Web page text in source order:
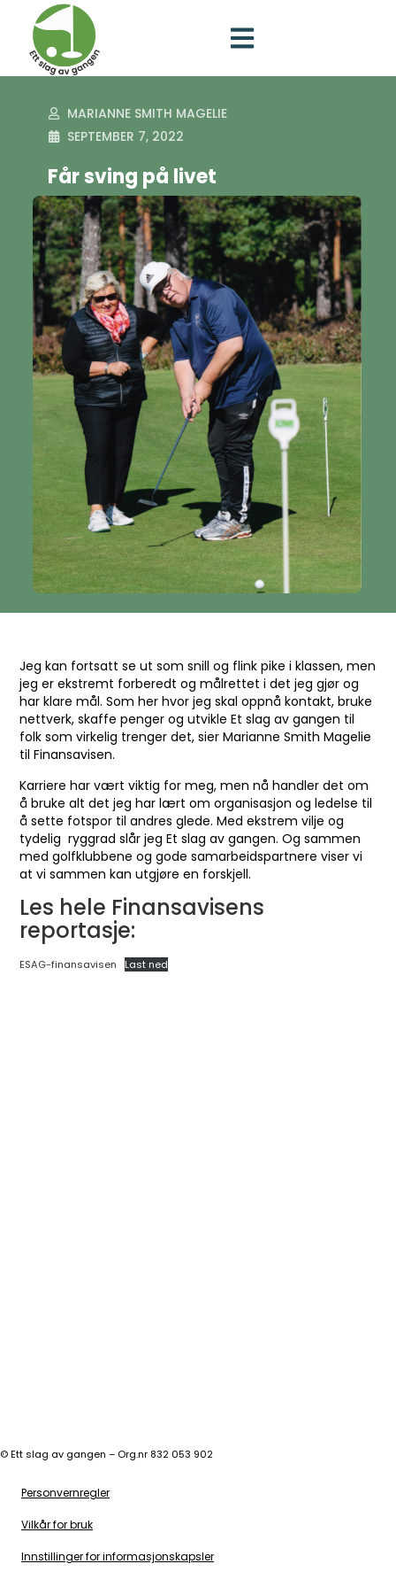
MARIANNE SMITH MAGELIE
SEPTEMBER 7, 2022
Får sving på livet
Jeg kan fortsatt se ut som snill og flink pike i klassen, men
jeg er ekstremt forberedt og målrettet i det jeg gjør og
har klare mål. Som her hvor jeg skal oppnå kontakt, bruke
nettverk, skaffe penger og utvikle Et slag av gangen til
folk som virkelig trenger det, sier Marianne Smith Magelie
til Finansavisen.
Karriere har vært viktig for meg, men nå handler det om
å bruke alt det jeg har lært om organisasjon og ledelse til
å sette fotspor til andres glede. Med ekstrem vilje og
tydelig ryggrad slår jeg Et slag av gangen. Og sammen
med golfklubbene og gode samarbeidspartnere viser vi
at vi sammen kan utgjøre en forskjell.
Les hele Finansavisens
reportasje:
ESAG-finansavisen Last ned
©Ett slag av gangen – Org.nr 832 053 902
Personvernregler
Vilkår for bruk
Innstillinger for informasjonskapsler